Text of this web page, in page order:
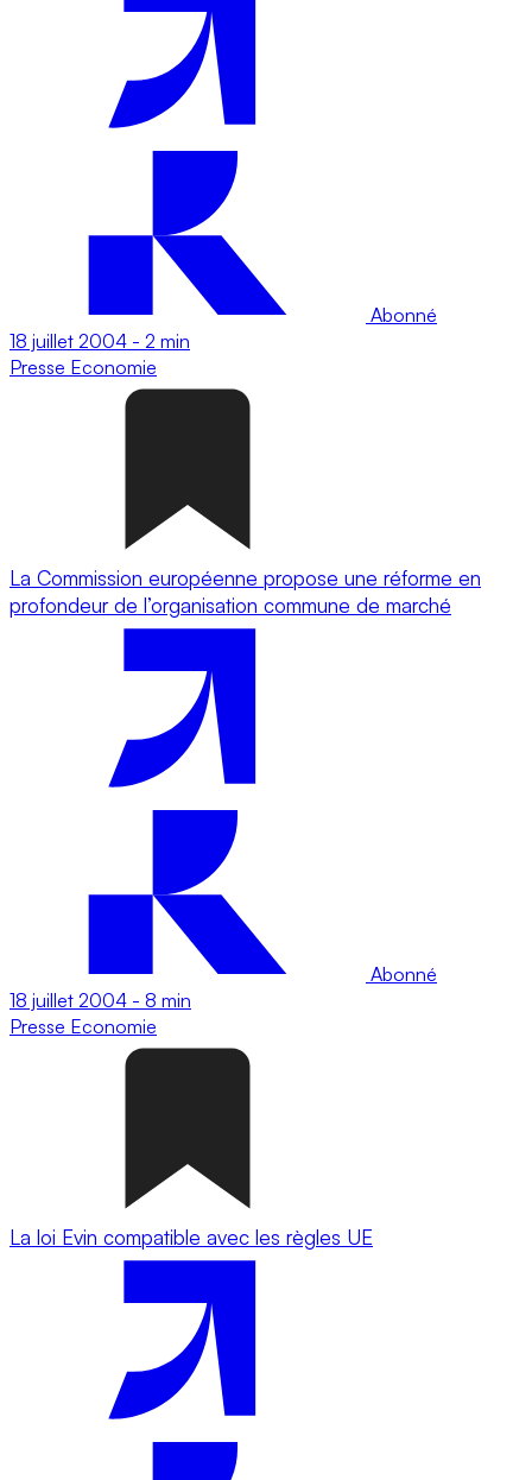
Abonné
18 juillet 2004 - 2 min
Presse Economie
La Commission européenne propose une réforme en
profondeur de l’organisation commune de marché
Abonné
18 juillet 2004 - 8 min
Presse Economie
La loi Evin compatible avec les règles UE